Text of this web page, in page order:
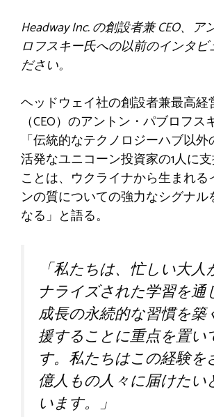
Headway Inc. の創設者兼 CEO、
ロフスキー氏への以前のインタビ
ださい。
ヘッドウェイ社の創設者兼最高経
（CEO）のアントン・パブロフス
「伝統的なテクノロジーハブ以
活発なユニコーン投資家の1人に
ことは、ウクライナから生まれる
ンの質についての強力なシグナル
なる」と語る。
「私たちは、忙しい大
ナライズされた学習を通
成長の永続的な習慣を築
援することに重点を置い
す。私たちはこの経験を
億人もの人々に届けたい
います。」